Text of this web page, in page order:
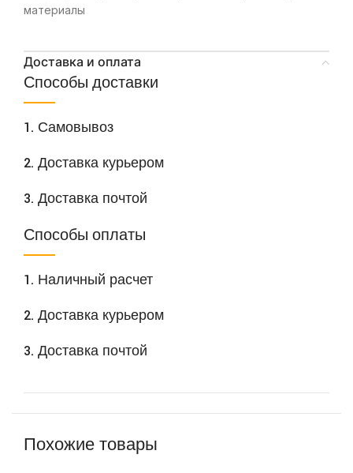
материалы
Доставка и оплата
Способы доставки
1. Самовывоз
2. Доставка курьером
3. Доставка почтой
Способы оплаты
1. Наличный расчет
2. Доставка курьером
3. Доставка почтой
Похожие товары